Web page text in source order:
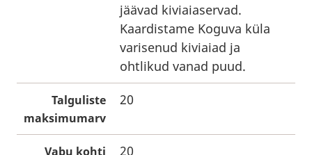
jäävad kiviaiaservad.
Kaardistame Koguva küla
varisenud kiviaiad ja
ohtlikud vanad puud.
Talguliste
maksimumarv
20
Vabu kohti 20